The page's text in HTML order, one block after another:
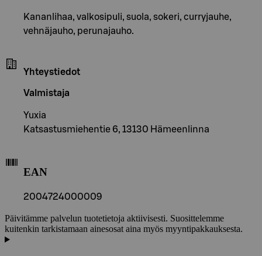
Kananlihaa, valkosipuli, suola, sokeri, curryjauhe,
vehnäjauho, perunajauho.
Yhteystiedot
Valmistaja
Yuxia
Katsastusmiehentie 6, 13130 Hämeenlinna
EAN
2004724000009
Päivitämme palvelun tuotetietoja aktiivisesti. Suosittelemme
kuitenkin tarkistamaan ainesosat aina myös myyntipakkauksesta.